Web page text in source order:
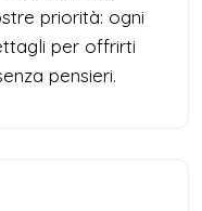
priorità: ogni
per offrirti
pensieri.